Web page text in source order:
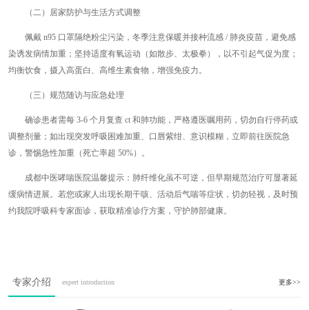
（二）居家防护与生活方式调整
佩戴 n95 口罩隔绝粉尘污染，冬季注意保暖并接种流感 / 肺炎疫苗，避免感
染诱发病情加重；坚持适度有氧运动（如散步、太极拳），以不引起气促为度；
均衡饮食，摄入高蛋白、高维生素食物，增强免疫力。
（三）规范随访与应急处理
确诊患者需每 3-6 个月复查 ct 和肺功能，严格遵医嘱用药，切勿自行停药或
调整剂量；如出现突发呼吸困难加重、口唇紫绀、意识模糊，立即前往医院急
诊，警惕急性加重（死亡率超 50%）。
成都中医哮喘医院温馨提示：肺纤维化虽不可逆，但早期规范治疗可显著延
缓病情进展。若您或家人出现长期干咳、活动后气喘等症状，切勿轻视，及时预
约我院呼吸科专家面诊，获取精准诊疗方案，守护肺部健康。
专家介绍 expert introduction 更多>>